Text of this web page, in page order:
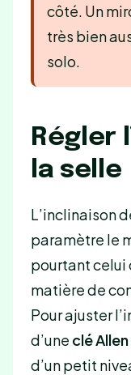
côté. Un
très bien
solo.
Régler
la selle
L’inclinaison
paramètre le
pourtant celui
matière de
Pour ajuster
d’une clé
d’un petit